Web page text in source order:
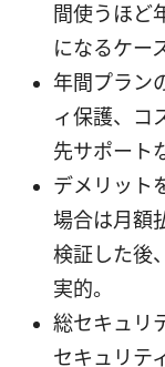
間使うほど
になるケー
年間プラン
ィ保護、コ
先サポート
デメリット
場合は月額
検証した後
実的。
総セキュリ
セキュリテ